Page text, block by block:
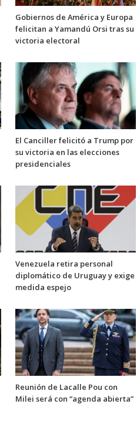
Gobiernos de América y Europa
felicitan a Yamandú Orsi tras su
victoria electoral
El Canciller felicitó a Trump por
su victoria en las elecciones
presidenciales
Venezuela retira personal
diplomático de Uruguay y exige
medida espejo
Reunión de Lacalle Pou con
Milei será con “agenda abierta”